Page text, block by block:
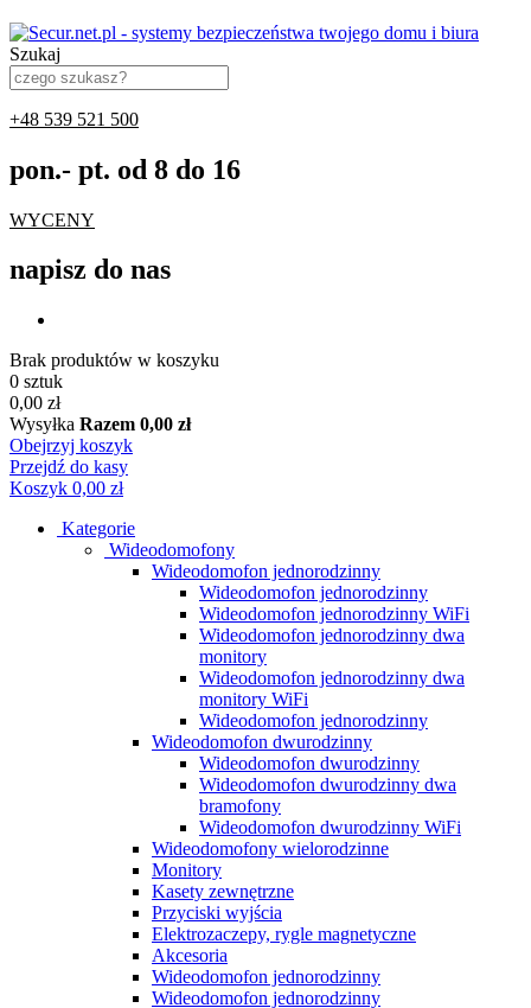
Szukaj
+48 539 521 500
pon.- pt. od 8 do 16
WYCENY
napisz do nas
Brak produktów w koszyku
0 sztuk
0,00 zł
Wysyłka Razem 0,00 zł
Obejrzyj koszyk
Przejdź do kasy
Koszyk 0,00 zł
Kategorie
Wideodomofony
Wideodomofon jednorodzinny
Wideodomofon jednorodzinny
Wideodomofon jednorodzinny WiFi
Wideodomofon jednorodzinny dwa
monitory
Wideodomofon jednorodzinny dwa
monitory WiFi
Wideodomofon jednorodzinny
Wideodomofon dwurodzinny
Wideodomofon dwurodzinny
Wideodomofon dwurodzinny dwa
bramofony
Wideodomofon dwurodzinny WiFi
Wideodomofony wielorodzinne
Monitory
Kasety zewnętrzne
Przyciski wyjścia
Elektrozaczepy, rygle magnetyczne
Akcesoria
Wideodomofon jednorodzinny
Wideodomofon jednorodzinny